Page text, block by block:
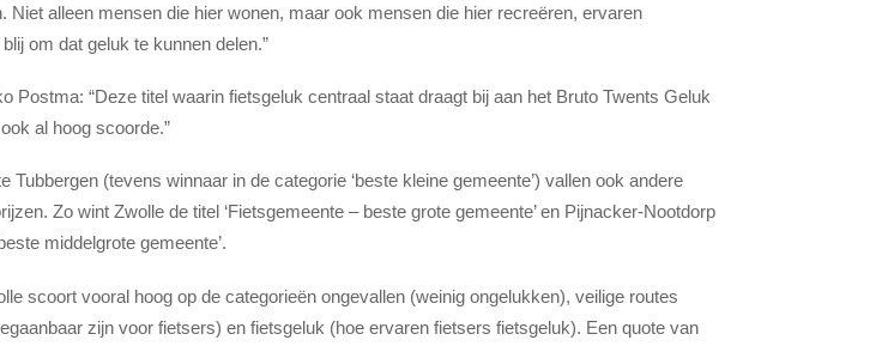
Niet alleen mensen die hier wonen, maar ook mensen die hier recreëren, ervaren
om dat geluk te kunnen delen.”
Postma: “Deze titel waarin fietsgeluk centraal staat draagt bij aan het Bruto Twents Geluk
al hoog scoorde.”
Tubbergen (tevens winnaar in de categorie ‘beste kleine gemeente’) vallen ook andere
Zo wint Zwolle de titel ‘Fietsgemeente – beste grote gemeente’ en Pijnacker-Nootdorp
middelgrote gemeente’.
scoort vooral hoog op de categorieën ongevallen (weinig ongelukken), veilige routes
zijn voor fietsers) en fietsgeluk (hoe ervaren fietsers fietsgeluk). Een quote van